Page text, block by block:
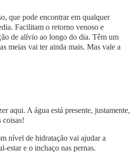
que pode encontrar em qualquer
Facilitam o retorno venoso e
de alívio ao longo do dia. Têm um
meias vai ter ainda mais. Mas vale a
aqui. A água está presente, justamente,
coisas!
nível de hidratação vai ajudar a
estar e o inchaço nas pernas.